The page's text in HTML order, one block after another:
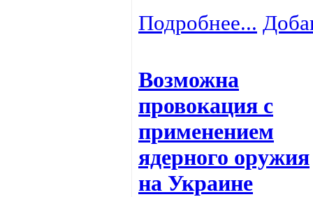
Подробнее...
Возможна
провокация с
применением
ядерного оружия
на Украине